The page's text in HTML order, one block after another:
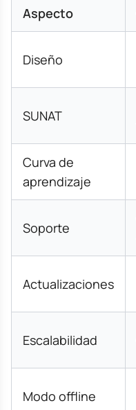
Aspecto
Diseño
SUNAT
Curva de
aprendizaje
Soporte
Actualizaciones
Escalabilidad
Modo offline